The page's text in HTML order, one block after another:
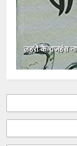
लहरों के राजहंस